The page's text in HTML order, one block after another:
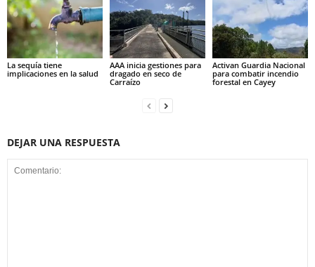
La sequía tiene
implicaciones en la salud
AAA inicia gestiones para
dragado en seco de
Carraízo
Activan Guardia Nacional
para combatir incendio
forestal en Cayey
DEJAR UNA RESPUESTA